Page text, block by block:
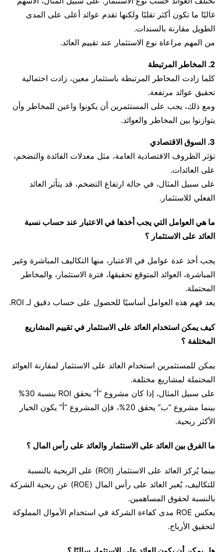
غالبًا ما تكون أكثر تقلبًا ولكنها تقدم عوائد أعلى على المدى
الطويل مقارنة بالسندات.
من المهم مراعاة نوع الاستثمار عند تقييم العائد.
2. المخاطر المرتبطة
كلما زادت المخاطر المرتبطة باستثمار معين، زادت احتمالية
تحقيق عوائد مرتفعة.
ومع ذلك، يجب على المستثمرين أن يكونوا واعين للمخاطر وأن
يتوازنوا بين المخاطر والعوائد.
3. السوق الاقتصادي
تؤثر الظروف الاقتصادية العامة، مثل معدلات الفائدة والتضخم،
على العائدات.
على سبيل المثال، في حالة ارتفاع التضخم، قد يتأثر العائد
الفعلي للاستثمار.
ما هي العوامل التي يجب أخذها في الاعتبار عند حساب نسبة
العائد على الاستثمار ؟
يجب أخذ عدة عوامل في الاعتبار، منها التكاليف المباشرة وغير
المباشرة، العوائد المتوقع تحقيقها، فترة الاستثمار، والمخاطر
المحتملة.
يعد فهم هذه العوامل أساسيًا للحصول على حساب دقيق لـ ROI.
كيف يمكن استخدام العائد على الاستثمار في تقييم المشاريع
المختلفة ؟
يمكن للمستثمرين استخدام العائد على الاستثمار لمقارنة العوائد
المحتملة لمشاريع مختلفة.
على سبيل المثال، إذا كان مشروع “أ” يحقق ROI بنسبة 30%
بينما مشروع “ب” يحقق 20%، فإن المشروع “أ” يكون الخيار
الأكثر ربحية.
ما الفرق بين العائد على الاستثمار والعائد على رأس المال ؟
بينما يُركز العائد على الاستثمار (ROI) على الربحية بالنسبة
للتكاليف، يُعبر العائد على رأس المال (ROE) عن ربحية الشركة
بالنسبة لحقوق المساهمين.
يعكس ROE مدى كفاءة الشركة في استخدام الأموال المملوكة
لتحقيق الأرباح.